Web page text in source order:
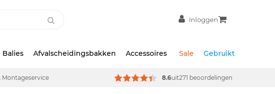
Inloggen
Balies Afvalscheidingsbakken Accessoires Sale Gebruikt
Montageservice 8.6uit271 beoordelingen